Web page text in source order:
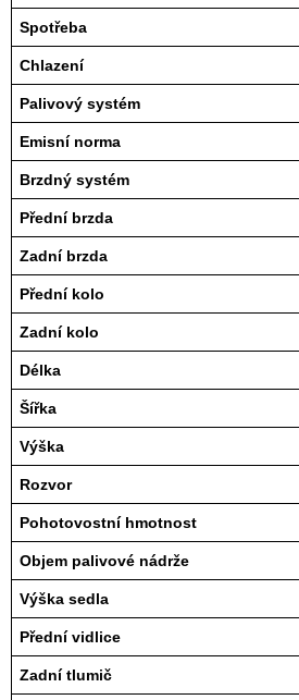
Spotřeba
Chlazení
Palivový systém
Emisní norma
Brzdný systém
Přední brzda
Zadní brzda
Přední kolo
Zadní kolo
Délka
Šířka
Výška
Rozvor
Pohotovostní hmotnost
Objem palivové nádrže
Výška sedla
Přední vidlice
Zadní tlumič